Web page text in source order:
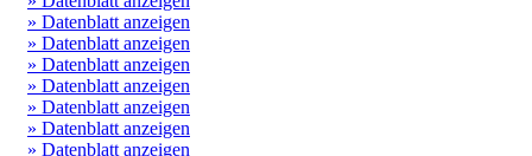
» Datenblatt anzeigen
» Datenblatt anzeigen
» Datenblatt anzeigen
» Datenblatt anzeigen
» Datenblatt anzeigen
» Datenblatt anzeigen
» Datenblatt anzeigen